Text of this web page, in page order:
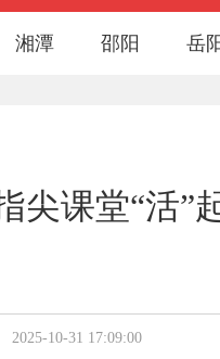
湘潭 邵阳 岳
尖课堂“活”
10-31 17:09:00